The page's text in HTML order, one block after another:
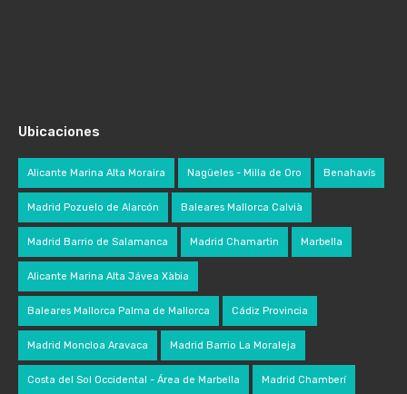
Ubicaciones
Alicante Marina Alta Moraira Nagüeles - Milla de Oro Benahavís
Madrid Pozuelo de Alarcón Baleares Mallorca Calvià
Madrid Barrio de Salamanca Madrid Chamartin Marbella
Alicante Marina Alta Jávea Xàbia
Baleares Mallorca Palma de Mallorca Cádiz Provincia
Madrid Moncloa Aravaca Madrid Barrio La Moraleja
Costa del Sol Occidental - Área de Marbella Madrid Chamberí